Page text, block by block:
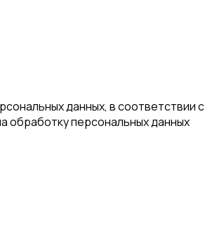
данных, в
обработку персональных данных